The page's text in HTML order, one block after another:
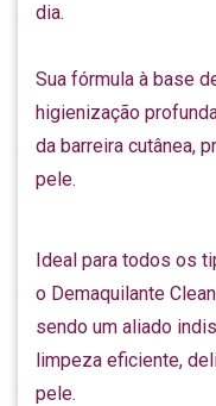
dia.
Sua fórmula à base
higienização
da barreira cutânea,
pele.
Ideal para todos os
o Demaquilante
sendo um aliado
limpeza eficiente,
pele.